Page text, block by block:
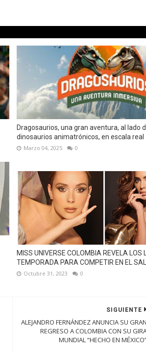
Dragosaurios, una gran aventura, al lado
dinosaurios animatrónicos, en escala real
Marzo 04, 2025 0
MISS UNIVERSE COLOMBIA REVELA LOS
TEMPORADA PARA COMPETIR EN EL
Octubre 31, 2023 0
SIGUIENTE
ALEJANDRO FERNÁNDEZ ANUNCIA SU GRAN
REGRESO A COLOMBIA CON SU
MUNDIAL “HECHO EN